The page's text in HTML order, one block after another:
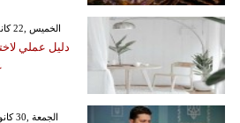
GMT 18:46 2026 الخميس ,22 كانون الثاني / يناير
دليل عملي
GMT 09:47 2026 الجمعة ,30 كانون الثاني / يناير